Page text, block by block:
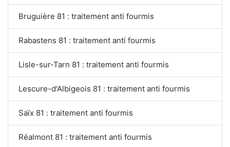
Bruguière 81 : traitement anti fourmis
Rabastens 81 : traitement anti fourmis
Lisle-sur-Tarn 81 : traitement anti fourmis
Lescure-d'Albigeois 81 : traitement anti fourmis
Saïx 81 : traitement anti fourmis
Réalmont 81 : traitement anti fourmis